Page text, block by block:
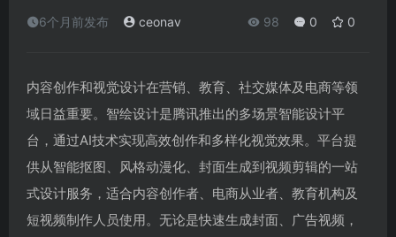
6个月前发布 ceonav 98 0 0
内容创作和视觉设计在营销、教育、社交媒体及电商等领
域日益重要。智绘设计是腾讯推出的多场景智能设计平
台，通过AI技术实现高效创作和多样化视觉效果。平台提
供从智能抠图、风格动漫化、封面生成到视频剪辑的一站
式设计服务，适合内容创作者、电商从业者、教育机构及
短视频制作人员使用。无论是快速生成封面、广告视频，